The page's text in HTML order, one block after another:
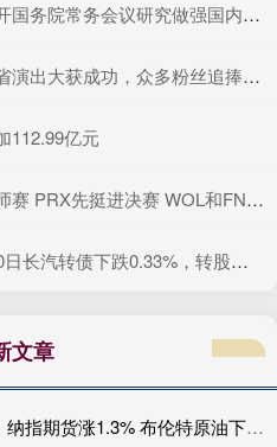
研究做强国内大循环重点政策举措落实工作等
，众多粉丝追捧场面热闹，陈丽君太可爱
112.99亿元
WOL和FNC将争夺最后一个名额_比分_双方_胜利
债下跌0.33%，转股溢价率101.65%
文章
港股T+0配资APP下载 盘前：纳指期货涨1.3% 布伦特原油下跌6.1%